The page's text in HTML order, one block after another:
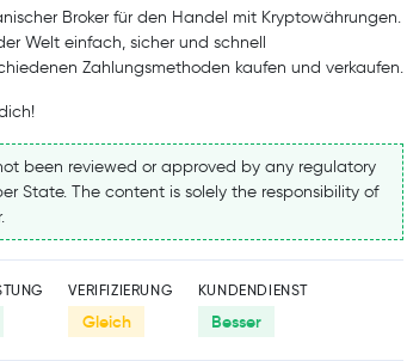
Broker für den Handel mit Kryptowährungen.
Welt einfach, sicher und schnell
Zahlungsmethoden kaufen und verkaufen.
been reviewed or approved by any regulatory
State. The content is solely the responsibility of
VERIFIZIERUNG
Gleich
KUNDENDIENST
Besser